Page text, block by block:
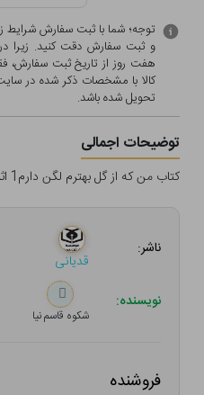
توجه؛ شما با ثبت سفارش شرایط
و ثبت سفارش دقت کنید. زیرا
هفت روز از تاریخ ثبت سفارش،
کالا با مشخصات ذکر شده در
تحویل شده باشد.
توضیحات اجمالی
کتاب من که از گل بهترم لگن دارم1 اثر شکوه قاسم نیا نشر قدیانی
ناشر:
قدیانی
نویسنده:
شکوه قاسم نیا
فروشنده